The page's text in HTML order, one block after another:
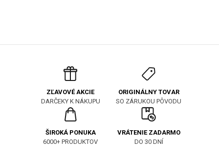
ZĽAVOVÉ AKCIE
DARČEKY K NÁKUPU
ORIGINÁLNY TOVAR
SO ZÁRUKOU PÔVODU
ŠIROKÁ PONUKA
6000+ PRODUKTOV
VRÁTENIE ZADARMO
DO 30 DNÍ